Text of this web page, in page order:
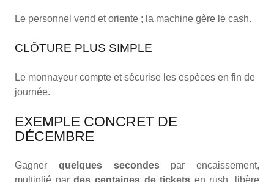
Le personnel vend et oriente ; la machine gère le cash.
CLÔTURE PLUS SIMPLE
Le monnayeur compte et sécurise les espèces en fin de
journée.
EXEMPLE CONCRET DE
DÉCEMBRE
Gagner quelques secondespar encaissement,
multiplié pardes centaines de tickets en rush, libère